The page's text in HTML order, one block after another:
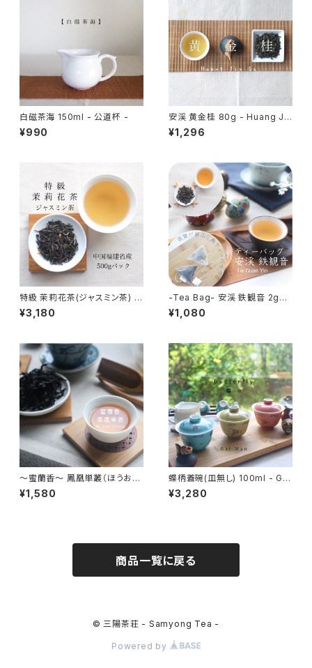
白磁茶海 150ml - 公道杯 -
¥990
安渓 黄金桂 80g - Huang Jin
Gui - 中国茶 烏龍茶 福建省産
安渓産
¥1,296
特級 茉莉花茶(ジャスミン茶) 5
00g - Jasmine Tea - 中国
茶 花茶 特級品
¥3,180
-Tea Bag- 安渓 鉄観音 2g×2
0包入り - Tie Guan Yin Tea
Bag - 中国茶 烏龍茶 福建省産
¥1,080
～蜜蘭香～ 鳳凰単叢（ほうおう
たんそう） 30g - Mi Lan Xian
g - 中国茶 烏龍茶 単叢 広東省
¥1,580
蝶柄蓋碗(皿無し) 100ml - Gai
-Wan -
¥3,280
商品一覧に戻る
© 三陽茶荘 - Samyong Tea -
Powered by